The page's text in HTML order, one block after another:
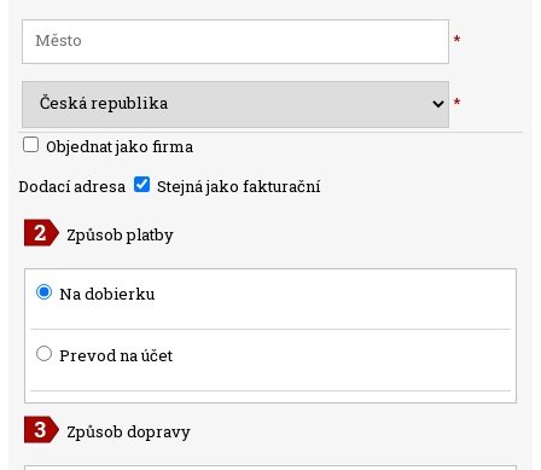
*
*
Objednat jako firma
Dodací adresa
Stejná jako fakturační
Způsob platby
Na dobierku
Prevod na účet
Způsob dopravy